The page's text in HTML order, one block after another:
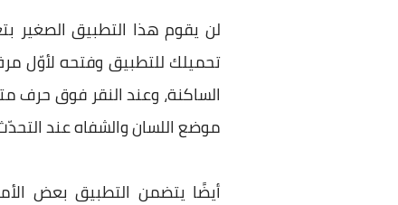
لن يقوم هذا التطبيق الصغير
تحميلك للتطبيق وفتحه لأوّل
الساكنة، وعند النقر فوق
موضع اللسان والشفاه عند
أيضًا يتضمن التطبيق بعض